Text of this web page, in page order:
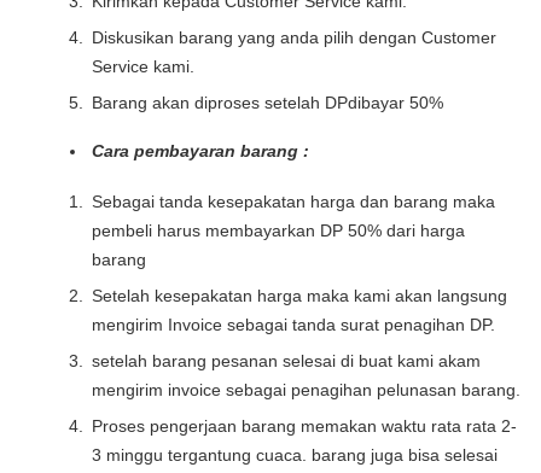
Diskusikan barang yang anda pilih dengan Customer
Service kami.
Barang akan diproses setelah DPdibayar 50%
Cara pembayaran barang :
Sebagai tanda kesepakatan harga dan barang maka
pembeli harus membayarkan DP 50% dari harga
barang
Setelah kesepakatan harga maka kami akan langsung
mengirim Invoice sebagai tanda surat penagihan DP.
setelah barang pesanan selesai di buat kami akam
mengirim invoice sebagai penagihan pelunasan barang.
Proses pengerjaan barang memakan waktu rata rata 2-
3 minggu tergantung cuaca. barang juga bisa selesai